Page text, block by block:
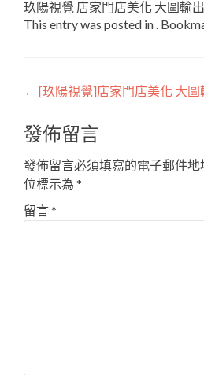
玖陽視覺 店家門店美化 大圖輸
This entry was posted in .
Post
navigation
← [玖陽視覺]店家門店美化 大圖
發佈留言
發佈留言必須填寫的電子郵件地
位標示為 *
留言*